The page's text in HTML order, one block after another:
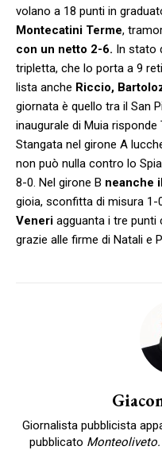
volano a 18 punti in
Montecatini Terme,
con un netto 2-6. In stato
tripletta, che lo porta a 9
lista anche Riccio,
giornata è quello tra il San
inaugurale di Muia
Stangata nel girone A
non può nulla contro lo
8-0. Nel girone B neanche
gioia, sconfitta di misura 1-
Veneri agguanta i tre punti
grazie alle firme di Natali e
Giornalista pubblicista
pubblicato